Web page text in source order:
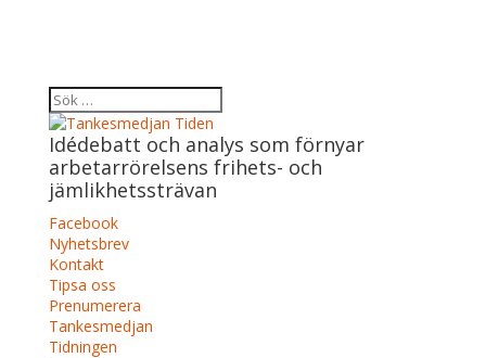
Idédebatt och analys som förnyar
arbetarrörelsens frihets- och
jämlikhetssträvan
Facebook
Nyhetsbrev
Kontakt
Tipsa oss
Prenumerera
Tankesmedjan
Tidningen